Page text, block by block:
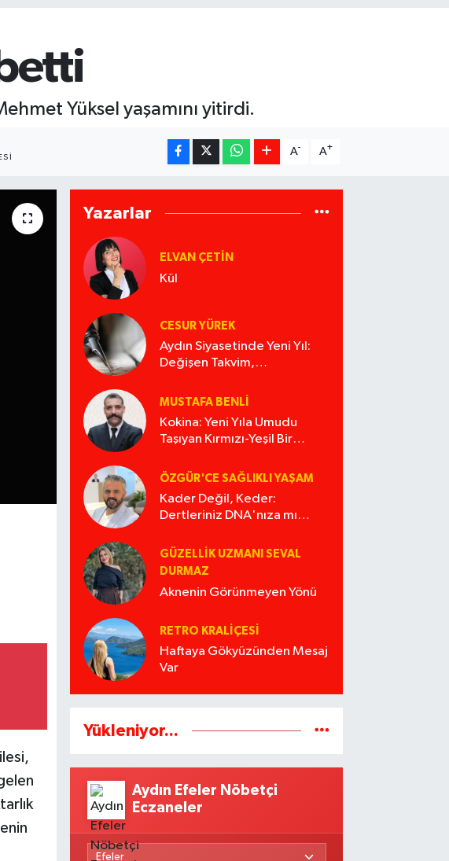
Yüksel yaşamını yitirdi.
A- A+
Yazarlar
ELVAN ÇETIN
Kül
CESUR YÜREK
Aydın Siyasetinde Yeni Yıl:
Değişen Takvim,
MUSTAFA BENLI
Kokina: Yeni Yıla Umudu
Taşıyan Kırmızı-Yeşil Bir
ÖZGÜR'CE SAĞLIKLI YAŞAM
Kader Değil, Keder:
Dertleriniz DNA'nıza mı
GÜZELLIK UZMANI SEVAL
DURMAZ
Aknenin Görünmeyen Yönü
RETRO KRALIÇESI
Haftaya Gökyüzünden Mesaj
Var
Yükleniyor...
Aydın Efeler Nöbetçi
Eczaneler